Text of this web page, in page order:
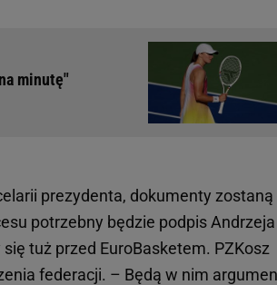
minutę"
prezydenta, dokumenty zostaną
potrzebny będzie podpis Andrzeja
tuż przed EuroBasketem. PZKosz
federacji. – Będą w nim